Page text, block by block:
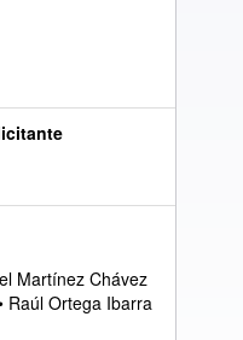
Martínez Chávez
Raúl Ortega Ibarra